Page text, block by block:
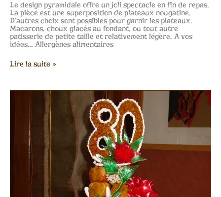
Le design pyramidale offre un joli spectacle en fin de repas.
La pièce est une superposition de plateaux nougatine.
D’autres choix sont possibles pour garnir les plateaux.
Macarons, choux glacés au fondant, ou tout autre
patisserie de petite taille et relativement légère. A vos
idées… Allergènes alimentaires
Lire la suite »
Pieces